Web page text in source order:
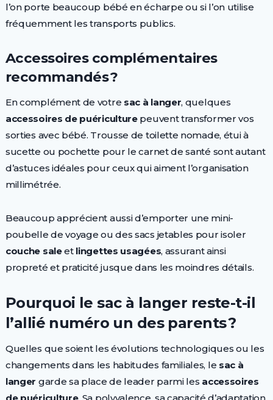
l’on porte beaucoup bébé en écharpe ou si l’on utilise
fréquemment les transports publics.
Accessoires complémentaires
recommandés ?
En complément de votre sac à langer, quelques
accessoires de puériculturepeuvent transformer vos
sorties avec bébé. Trousse de toilette nomade, étui à
sucette ou pochette pour le carnet de santé sont autant
d’astuces idéales pour ceux qui aiment l’organisation
millimétrée.
Beaucoup apprécient aussi d’emporter une mini-
poubelle de voyage ou des sacs jetables pour isoler
couche saleet lingettes usagées, assurant ainsi
propreté et praticité jusque dans les moindres détails.
Pourquoi le sac à langer reste-t-il
l’allié numéro un des parents ?
Quelles que soient les évolutions technologiques ou les
changements dans les habitudes familiales, le sac à
langer garde sa place de leader parmi les accessoires